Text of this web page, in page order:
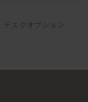
デスクオプション